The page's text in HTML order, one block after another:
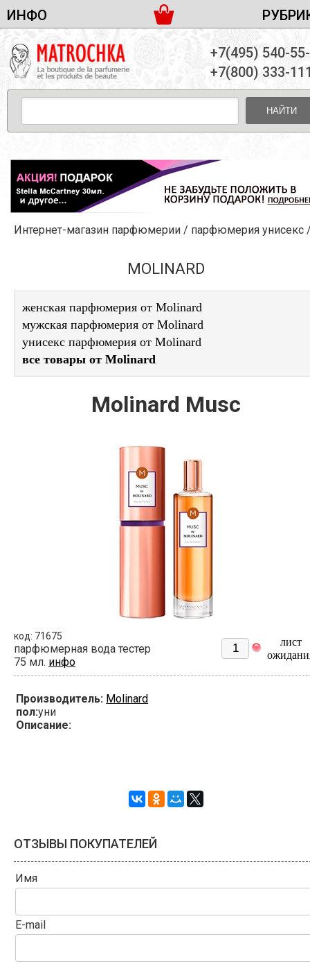
ИНФО
ДОСТАВКА И ОПЛАТА
ПАРТНЕРСТВО
КОНТАКТЫ
ЖЕНСКАЯ ПАРФЮМЕРИЯ
МУЖСКАЯ ПАРФЮМЕРИЯ
УНИСЕКС ПАРФЮМЕРИЯ
ЖЕНСКИЕ НАБОРЫ
МУЖСКИЕ НАБОРЫ
УНИСЕКС НАБОРЫ
УХОД ЗА ЛИЦОМ
УХОД ЗА ТЕЛОМ
ДЕКОРАТИВНАЯ КОСМЕТИКА
+7(495) 540-
+7(800) 333-
НАЙТИ
Интернет-магазин парфюмерии / парфюмерия унисекс
MOLINARD
женская парфюмерия от Molinard
мужская парфюмерия от Molinard
унисекс парфюмерия от Molinard
все товары от Molinard
Molinard Musc
код: 71675
парфюмерная вода тестер
75 мл. инфо
лист
Производитель: Molinard
пол:уни
Описание:
ОТЗЫВЫ ПОКУПАТЕЛЕЙ
Имя
E-mail